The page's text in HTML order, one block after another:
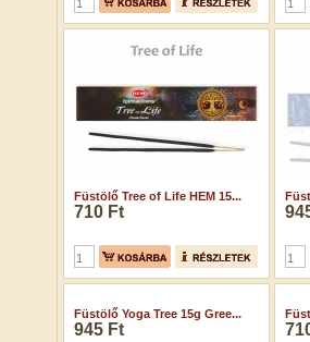
Füstölő Tree of Life HEM 15...
710 Ft